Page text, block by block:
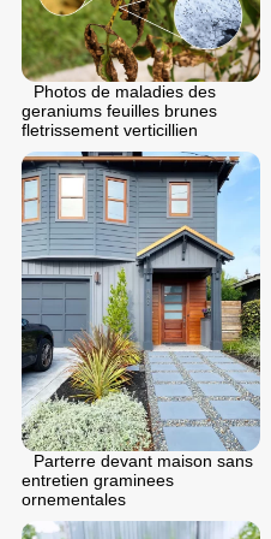
Photos de maladies des
geraniums feuilles brunes
fletrissement verticillien
Parterre devant maison sans
entretien graminees
ornementales